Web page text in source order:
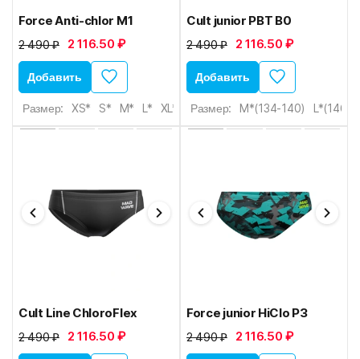
Force Anti-chlor M1
2 490 ₽ 2 116.50 ₽
Добавить
Размер: XS* S* M* L* XL*
Cult junior PBT B0
2 490 ₽ 2 116.50 ₽
Добавить
Размер: M*(134-140) L*(146-
Cult Line ChloroFlex
2 490 ₽ 2 116.50 ₽
Force junior HiClo P3
2 490 ₽ 2 116.50 ₽